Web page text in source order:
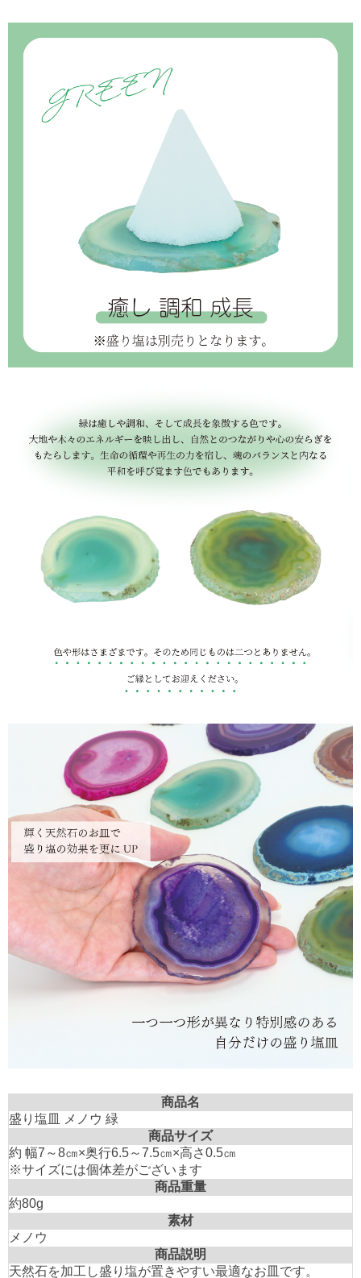
商品名
盛り塩皿 メノウ 緑
商品サイズ
約 幅7～8㎝×奥行6.5～7.5㎝×高さ0.5㎝
※サイズには個体差がございます
商品重量
約80g
素材
メノウ
商品説明
天然石を加工し盛り塩が置きやすい最適なお皿です。